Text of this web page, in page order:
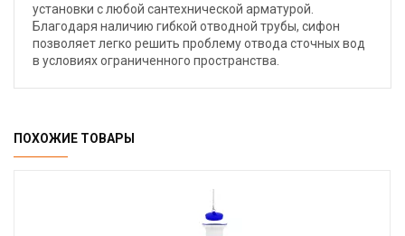
установки с любой сантехнической арматурой.
Благодаря наличию гибкой отводной трубы, сифон
позволяет легко решить проблему отвода сточных вод
в условиях ограниченного пространства.
ПОХОЖИЕ ТОВАРЫ